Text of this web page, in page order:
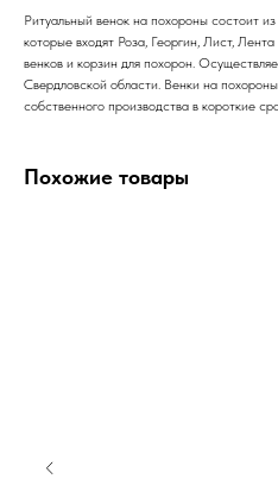
Ритуальный венок на похороны состоит
которые входят Роза, Георгин, Лист,
венков и корзин для похорон.
Свердловской области. Венки на
собственного производства в короткие
Похожие товары